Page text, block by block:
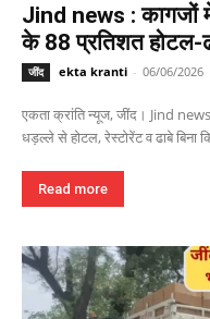
Jind news : कागजों
के 88 प्रतिशत होटल-
जींद ekta kranti - 06/06/2026
एकता क्रांति न्यूज, जींद। Jind news
धड़ल्ले से होटल, रेस्टोरेंट व ढाबे बिना
Read more